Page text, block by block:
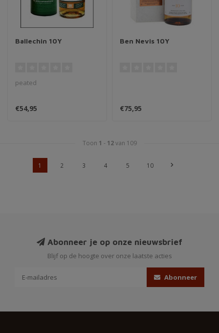
Ballechin 10Y
peated
€54,95
Ben Nevis 10Y
€75,95
Toon 1 - 12van 109
1 2 3 4 5 10
Abonneer je op onze nieuwsbrief
Blijf op de hoogte over onze laatste acties
Abonneer